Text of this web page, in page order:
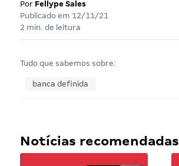
Por Fellype Sales
Publicado em 12/11/21
2 min. de leitura
Tudo que sabemos sobre:
banca definida
Notícias recomendadas